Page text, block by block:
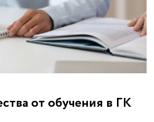
от обучения в ГК